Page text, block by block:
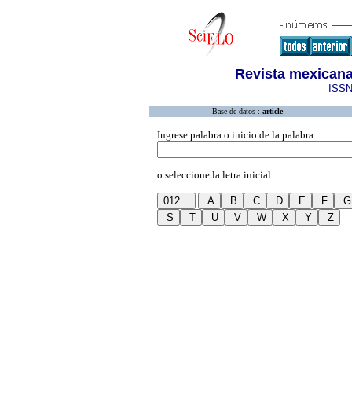
Revista
Base de datos : article
Ingrese palabra o inicio de la palabra:
o seleccione la letra inicial